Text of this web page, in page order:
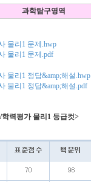
과학탐구영역
물리1 문제.hwp
물리1 문제.pdf
물리1 정답&amp;해설.hwp
물리1 정답&amp;해설.pdf
력평가 물리1 등급컷>